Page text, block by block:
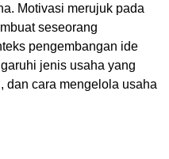
Motivasi merujuk pada
seseorang
pengembangan ide
jenis usaha yang
dan cara mengelola usaha